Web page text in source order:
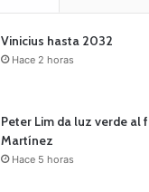
Vinicius hasta 2032
Hace 2 horas
Peter Lim da luz verde al
Martínez
Hace 5 horas